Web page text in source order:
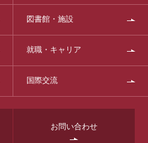
図書館・施設
就職・キャリア
国際交流
お問い合わせ